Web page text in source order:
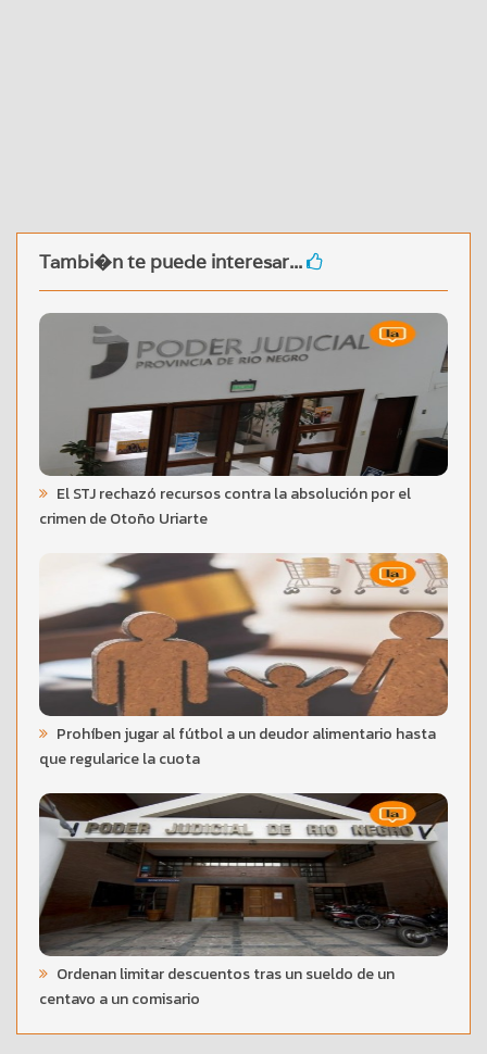
Tambi�n te puede interesar...
El STJ rechazó recursos contra la absolución por el
crimen de Otoño Uriarte
Prohíben jugar al fútbol a un deudor alimentario hasta
que regularice la cuota
Ordenan limitar descuentos tras un sueldo de un
centavo a un comisario